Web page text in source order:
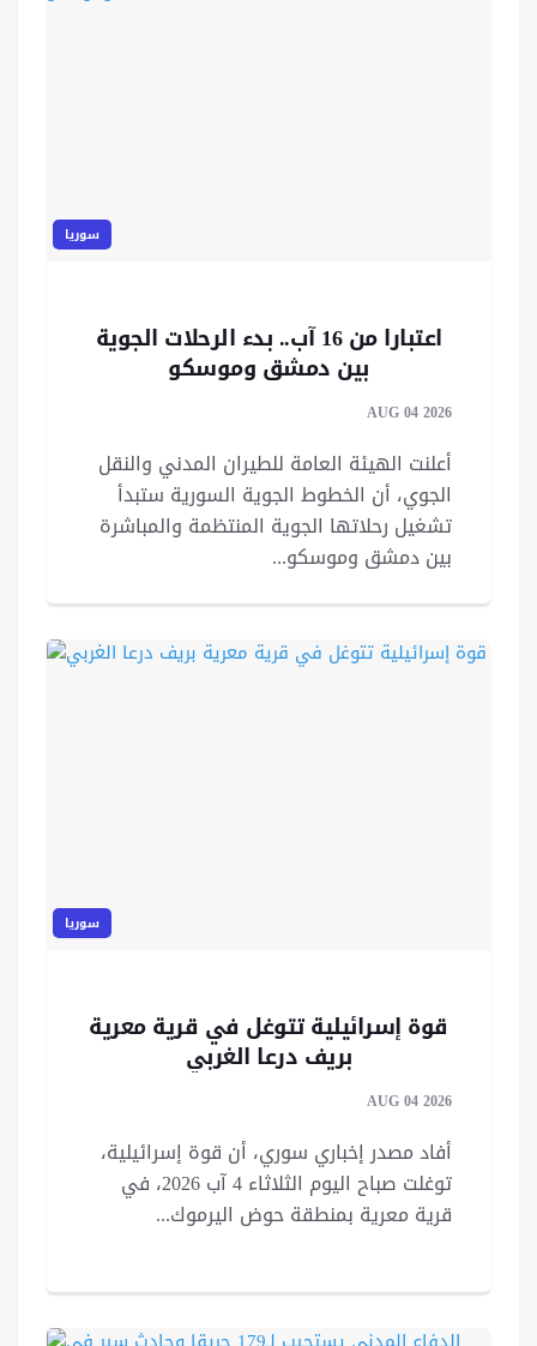
سوريا
اعتبارا من 16 آب.. بدء الرحلات الجوية
بين دمشق وموسكو
AUG 04 2026
أعلنت الهيئة العامة للطيران المدني والنقل
الجوي، أن الخطوط الجوية السورية ستبدأ
تشغيل رحلاتها الجوية المنتظمة والمباشرة
بين دمشق وموسكو...
سوريا
قوة إسرائيلية تتوغل في قرية معرية
بريف درعا الغربي
AUG 04 2026
أفاد مصدر إخباري سوري، أن قوة إسرائيلية،
توغلت صباح اليوم الثلاثاء 4 آب 2026، في
قرية معرية بمنطقة حوض اليرموك...